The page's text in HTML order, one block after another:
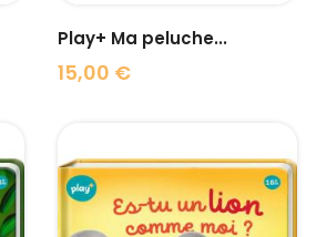
Play+ Ma peluche...
15,00 €
Prix